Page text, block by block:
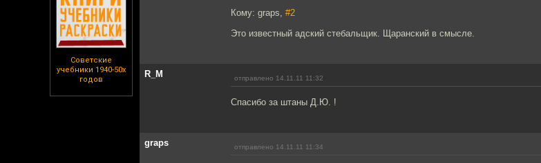
Советские
учебники 1940-50х
годов
Кому: graps, #2
Это известный адский стебальщик. Щаранский в смысле.
R_M отправлено 14.11.11 11:32
Спасибо за штаны Д.Ю. !
graps отправлено 14.11.11 11:34